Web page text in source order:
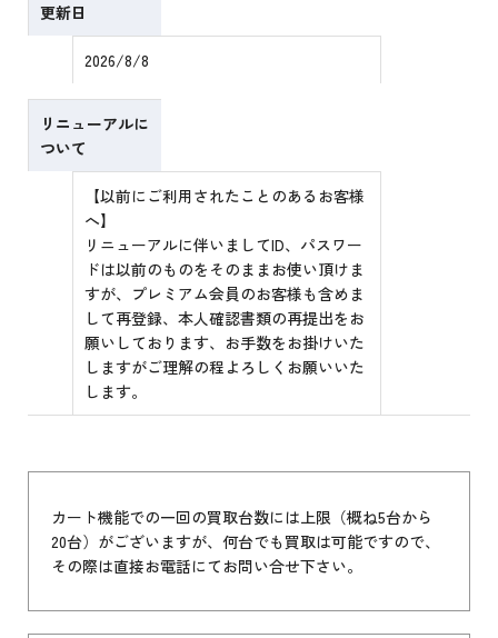
更新日
2026/8/8
リニューアルに
ついて
【以前にご利用されたことのあるお客様
へ】
リニューアルに伴いましてID、パスワー
ドは以前のものをそのままお使い頂けま
すが、プレミアム会員のお客様も含めま
して再登録、本人確認書類の再提出をお
願いしております、お手数をお掛けいた
しますがご理解の程よろしくお願いいた
します。
カート機能での一回の買取台数には上限（概ね5台から
20台）がございますが、何台でも買取は可能ですので、
その際は直接お電話にてお問い合せ下さい。